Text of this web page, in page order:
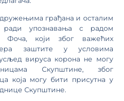
грађана и осталим
ради упознавања с радом
Фоча, који због важећих
заштите у условима
вируса корона не могу
Скупштине, због
која могу бити присутна у
Скупштине.